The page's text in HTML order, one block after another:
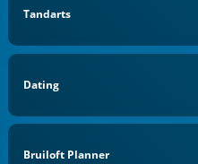
Tandarts
Dating
Bruiloft Planner